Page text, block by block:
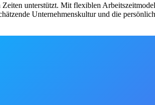
unterstützt. Mit flexiblen
Unternehmenskultur und die